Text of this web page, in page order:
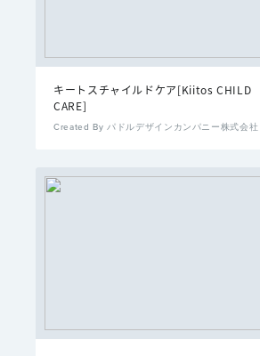
キートスチャイルドケア[Kiitos CHILD
CARE]
Created By パドルデザインカンパニー株式会社